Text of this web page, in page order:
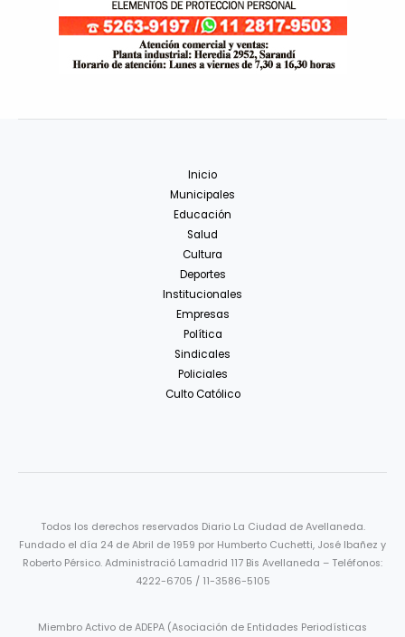
Inicio
Municipales
Educación
Salud
Cultura
Deportes
Institucionales
Empresas
Política
Sindicales
Policiales
Culto Católico
Todos los derechos reservados Diario La Ciudad de Avellaneda.
Fundado el día 24 de Abril de 1959 por Humberto Cuchetti, José Ibañez y
Roberto Pérsico. Administració Lamadrid 117 Bis Avellaneda – Teléfonos:
4222-6705 / 11-3586-5105
Miembro Activo de ADEPA (Asociación de Entidades Periodísticas